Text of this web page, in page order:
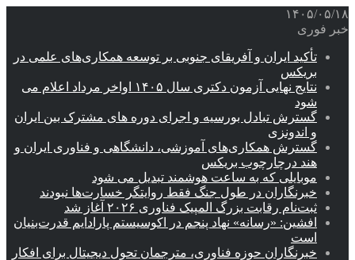
۱۴۰۵/۰۵/۱۸
خبر فوری
تأکید ایران و آفریقای جنوبی بر توسعه همکاری‌های علمی در
بریکس
نتایج نهایی آزمون دکتری سال ۱۴۰۵ اواخر مرداد اعلام می
شود
گسترش تبادل بورسیه و اجرای دوره های مشترک بین ایران
و اندونزی
گسترش همکاری‌های آموزشی، دانشگاهی و فناوری ایران و
هند درچارچوب بریکس
موبایلی که به ساعت هوشمند تبدیل می شود
خبرنگاران در طول جنگ فقط روایتگر خسارت‌ها نبودند
ثبت‌نام رقابت بزرگ المپیک فناوری ۲۰۲۶ آغاز شد
افشین: «رسانه» نهاد پنجم در اکوسیستم پارادایم قدرت‌بنیان
است
خبرنگاران حوزه فناوری، مترجمان تحول دیجیتال برای افکار